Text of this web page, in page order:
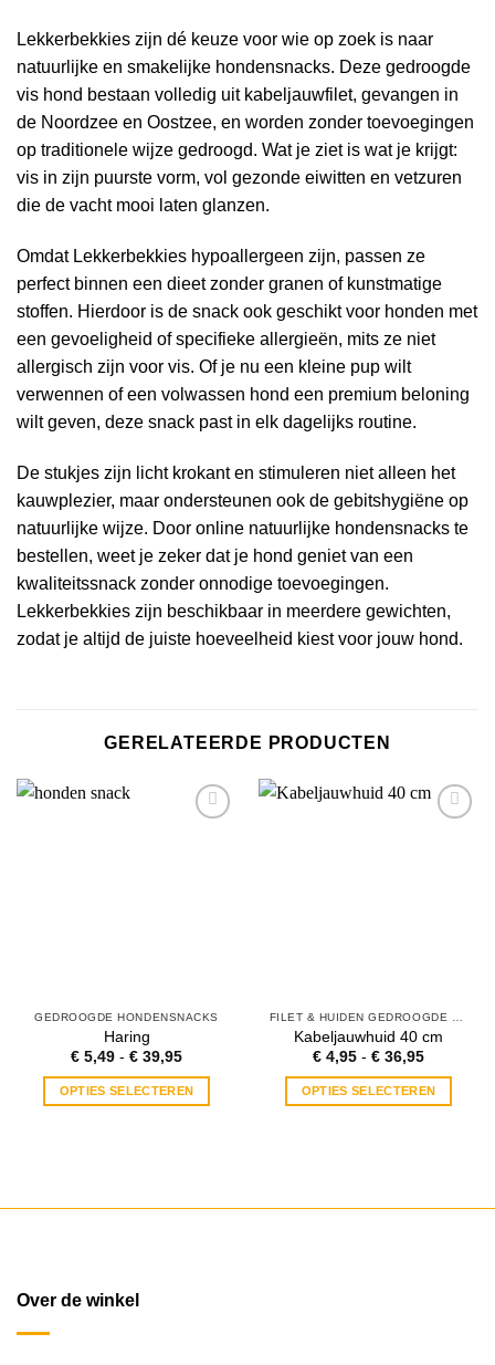
Lekkerbekkies zijn dé keuze voor wie op zoek is naar
natuurlijke en smakelijke hondensnacks. Deze gedroogde
vis hond bestaan volledig uit kabeljauwfilet, gevangen in
de Noordzee en Oostzee, en worden zonder toevoegingen
op traditionele wijze gedroogd. Wat je ziet is wat je krijgt:
vis in zijn puurste vorm, vol gezonde eiwitten en vetzuren
die de vacht mooi laten glanzen.
Omdat Lekkerbekkies hypoallergeen zijn, passen ze
perfect binnen een dieet zonder granen of kunstmatige
stoffen. Hierdoor is de snack ook geschikt voor honden met
een gevoeligheid of specifieke allergieën, mits ze niet
allergisch zijn voor vis. Of je nu een kleine pup wilt
verwennen of een volwassen hond een premium beloning
wilt geven, deze snack past in elk dagelijks routine.
De stukjes zijn licht krokant en stimuleren niet alleen het
kauwplezier, maar ondersteunen ook de gebitshygiëne op
natuurlijke wijze. Door online natuurlijke hondensnacks te
bestellen, weet je zeker dat je hond geniet van een
kwaliteitssnack zonder onnodige toevoegingen.
Lekkerbekkies zijn beschikbaar in meerdere gewichten,
zodat je altijd de juiste hoeveelheid kiest voor jouw hond.
GERELATEERDE PRODUCTEN
GEDROOGDE HONDENSNACKS
Haring
€ 5,49 - € 39,95Prijsklasse:
tot
€ 39,95
OPTIES SELECTEREN
variaties.
gekozen
Kabeljauwhuid 40 cm
€ 4,95 - € 36,95
tot
€ 36,95
OPTIES SELECTEREN
variaties.
Over de winkel